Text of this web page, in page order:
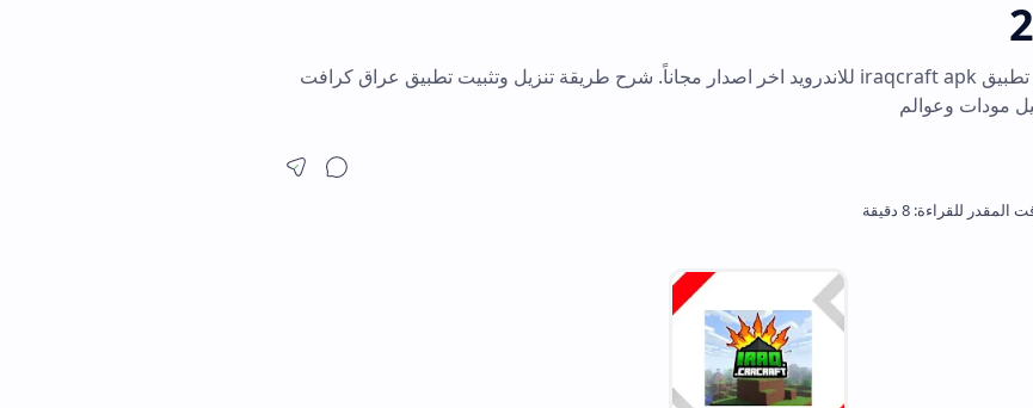
احصل على روابط تحميل تطبيق iraqcraft apk للاندرويد اخر اصدار مجاناً. شرح طريقة تنزيل وتثبيت تطبيق عراق كرافت